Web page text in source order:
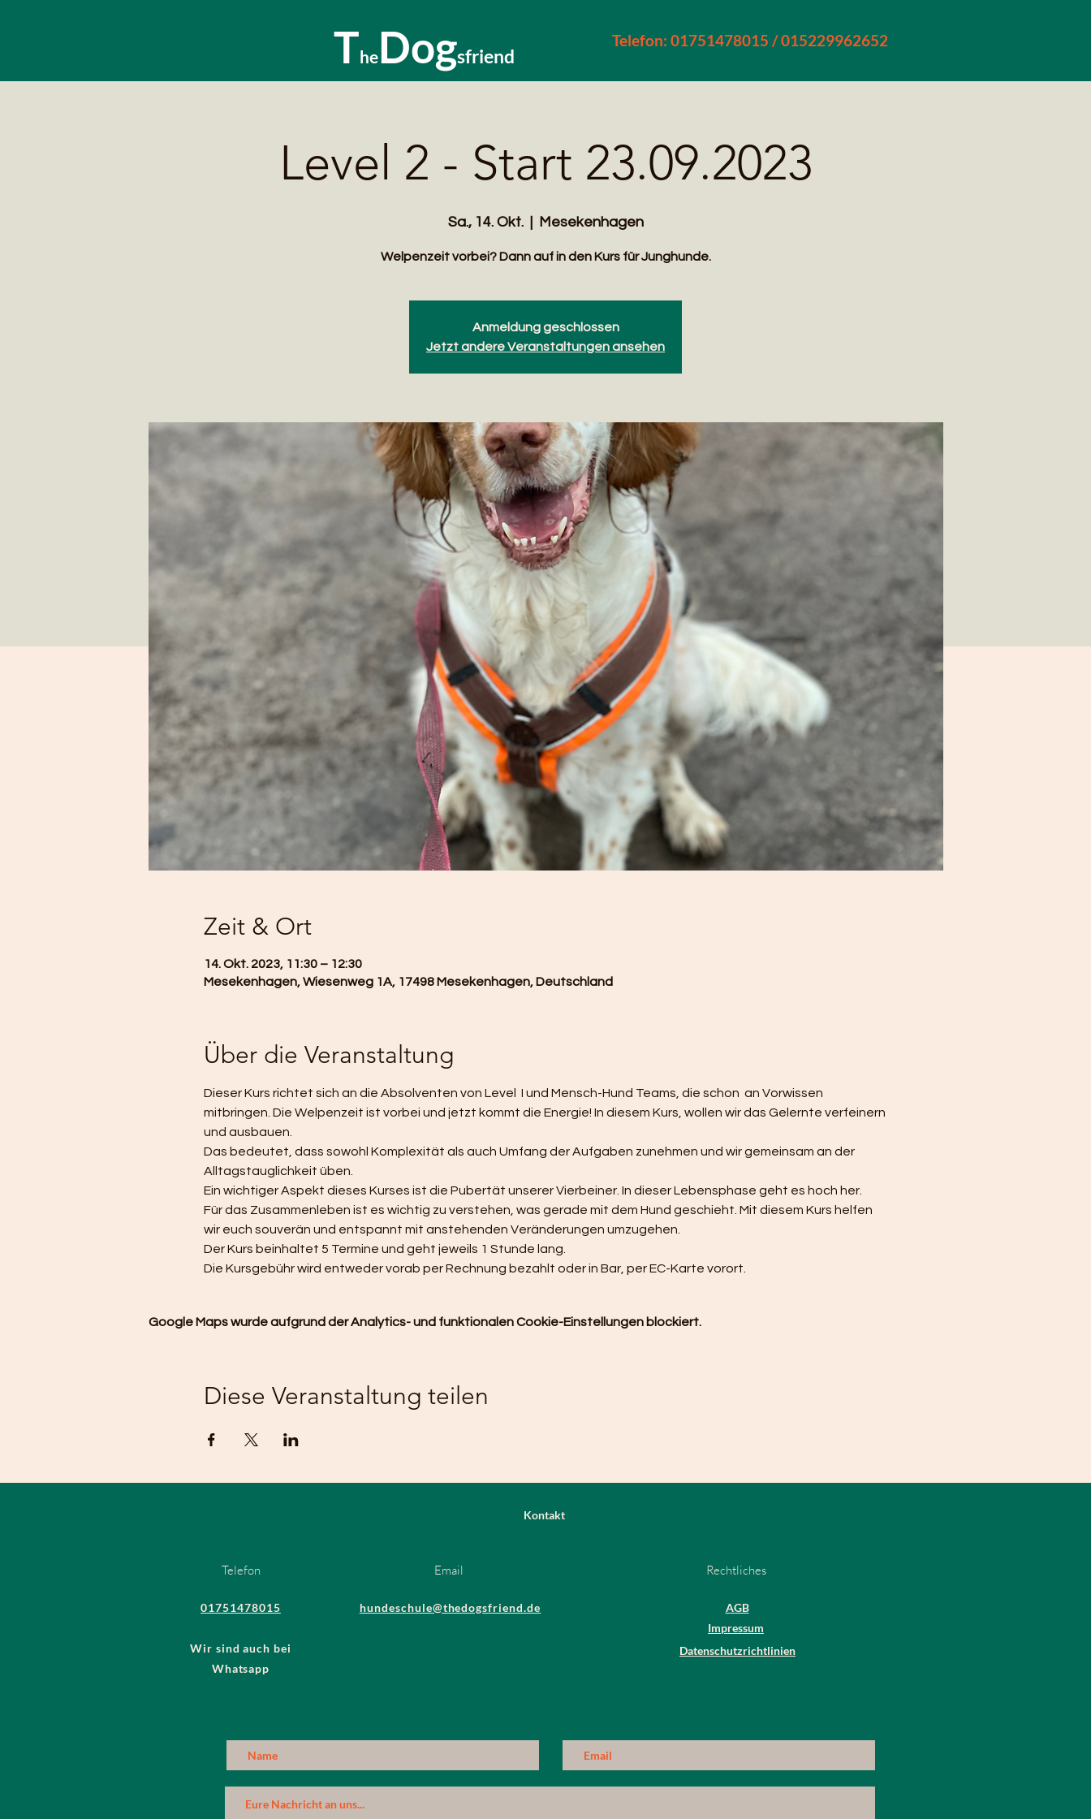
TheDogsfriend
Telefon: 01751478015 / 015229962652
Level 2 - Start 23.09.2023
Sa., 14. Okt.
  |
Mesekenhagen
Welpenzeit vorbei? Dann auf in den Kurs für Junghunde.
Anmeldung geschlossen
Jetzt andere Veranstaltungen ansehen
Zeit & Ort
14. Okt. 2023, 11:30 – 12:30
Mesekenhagen, Wiesenweg 1A, 17498 Mesekenhagen, Deutschland
Über die Veranstaltung
Dieser Kurs richtet sich an die Absolventen von Level  I und Mensch-Hund Teams, die schon  an Vorwissen
mitbringen. Die Welpenzeit ist vorbei und jetzt kommt die Energie! In diesem Kurs, wollen wir das Gelernte verfeinern
und ausbauen.
Das bedeutet, dass sowohl Komplexität als auch Umfang der Aufgaben zunehmen und wir gemeinsam an der
Alltagstauglichkeit üben.
Ein wichtiger Aspekt dieses Kurses ist die Pubertät unserer Vierbeiner. In dieser Lebensphase geht es hoch her.
Für das Zusammenleben ist es wichtig zu verstehen, was gerade mit dem Hund geschieht. Mit diesem Kurs helfen
wir euch souverän und entspannt mit anstehenden Veränderungen umzugehen.
Der Kurs beinhaltet 5 Termine und geht jeweils 1 Stunde lang.
Die Kursgebühr wird entweder vorab per Rechnung bezahlt oder in Bar, per EC-Karte vorort.
Google Maps wurde aufgrund der Analytics- und funktionalen Cookie-Einstellungen blockiert.
Diese Veranstaltung teilen
Kontakt
Telefon
01751478015
Wir sind auch bei
Whatsapp
Email
hundeschule@thedogsfriend.de
Rechtliches
AGB
Impressum
Datenschutzrichtlinien